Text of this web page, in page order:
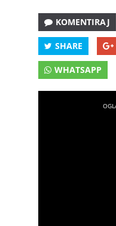
KOMENTIRAJ
SHARE
WHATSAPP